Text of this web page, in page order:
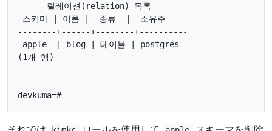
      릴레이션(relation) 목록
스키마 | 이름 |  종류  |  소유주
--------+------+--------+----------
apple  | blog | 테이블 | postgres
(1개 행)